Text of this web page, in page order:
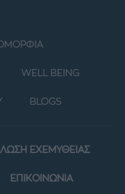
WELL BEING
BLOGS
ΕΧΕΜΥΘΕΙΑΣ
ΕΠΙΚΟΙΝΩΝΙΑ